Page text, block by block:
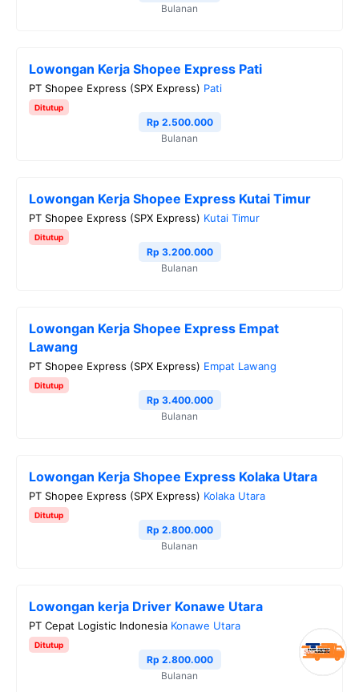
Bulanan
Lowongan Kerja Shopee Express Pati
PT Shopee Express (SPX Express) Pati
Ditutup
Rp 2.500.000
Bulanan
Lowongan Kerja Shopee Express Kutai Timur
PT Shopee Express (SPX Express) Kutai Timur
Ditutup
Rp 3.200.000
Bulanan
Lowongan Kerja Shopee Express Empat
Lawang
PT Shopee Express (SPX Express) Empat Lawang
Ditutup
Rp 3.400.000
Bulanan
Lowongan Kerja Shopee Express Kolaka Utara
PT Shopee Express (SPX Express) Kolaka Utara
Ditutup
Rp 2.800.000
Bulanan
Lowongan kerja Driver Konawe Utara
PT Cepat Logistic Indonesia Konawe Utara
Ditutup
Rp 2.800.000
Bulanan